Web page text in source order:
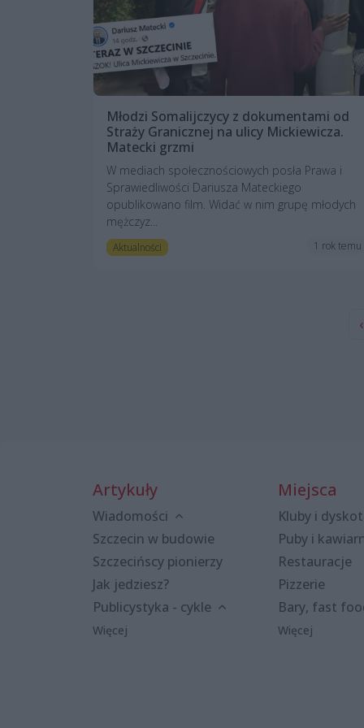
Młodzi Somalijczycy z dokumentami od
Straży Granicznej na ulicy Mickiewicza.
Matecki grzmi
W mediach społecznościowych posła Prawa i
Sprawiedliwości Dariusza Mateckiego
opublikowano film. Widać w nim grupę młodych
mężczyz...
Aktualności 1 rok temu
‹
Artykuły
Wiadomości
Szczecin w budowie
Szczecińscy pionierzy
Jak jedziesz?
Publicystyka - cykle
Więcej
Miejsca
Kluby i
Puby i
Restauracje
Pizzerie
Bary, fast
Więcej